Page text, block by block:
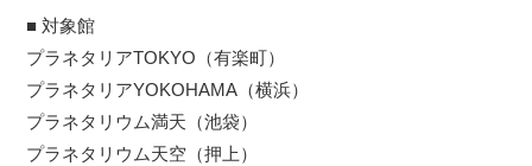
■ 対象館
プラネタリアTOKYO（有楽町）
プラネタリアYOKOHAMA（横浜）
プラネタリウム満天（池袋）
プラネタリウム天空（押上）